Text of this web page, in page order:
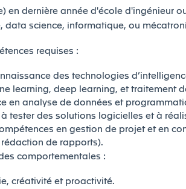
en dernière année d'école d'ingénieur
data science, informatique, ou
requises :
des technologies
learning, deep learning, et traitement
en analyse de données et
tester des solutions logicielles et à
en gestion de projet et en
de rapports).
comportementales :
créativité et proactivité.